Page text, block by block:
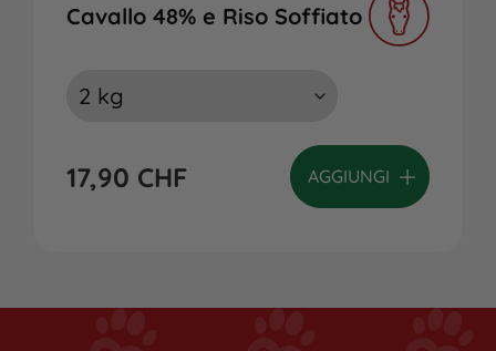
Cavallo 48% e Riso Soffiato
17,90 CHF AGGIUNGI